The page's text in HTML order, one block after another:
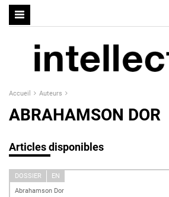
Accueil Auteurs
ABRAHAMSON DOR
Articles disponibles
DOSSIER
EN
Abrahamson Dor